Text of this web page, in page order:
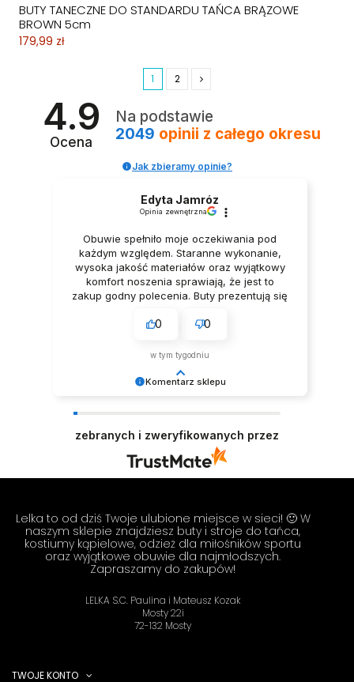
BUTY TANECZNE DO STANDARDU TAŃCA BRĄZOWE
BROWN 5cm
179,99 zł
1 2
4.9
Ocena
Na podstawie
2049 opinii z całego okresu
Jak zbieramy opinie?
Komentarz sklepu
Doceniamy czas i wysiłek włożony w podzielenie
się z nami Twoimi doświadczeniami. Do
zobaczenia! Zespół LELKA 🦋
Edyta Jamróz
Opinia zewnętrzna
Obuwie spełniło moje oczekiwania pod
każdym względem. Staranne wykonanie,
wysoka jakość materiałów oraz wyjątkowy
komfort noszenia sprawiają, że jest to
zakup godny polecenia. Buty prezentują się
przekonaniem polecam ten produkt.
0 0
w tym tygodniu
zebranych i zweryfikowanych przez
Lelka to od dziś Twoje ulubione miejsce w sieci! 🙂 W
naszym sklepie znajdziesz buty i stroje do tańca,
kostiumy kąpielowe, odzież dla miłośników sportu
oraz wyjątkowe obuwie dla najmłodszych.
Zapraszamy do zakupów!
LELKA S.C. Paulina i Mateusz Kozak
Mosty 22i
72-132 Mosty
TWOJE KONTO